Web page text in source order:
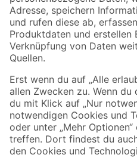
Zahlungsarten
Sicher einkaufen
Jetzt die toom-App